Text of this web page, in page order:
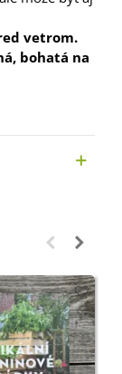
vetrom.
bohatá na